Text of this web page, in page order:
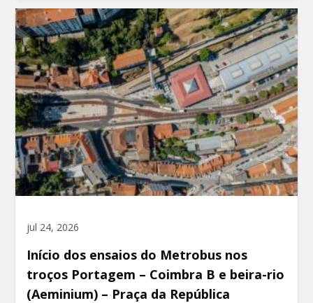
jul 24, 2026
Início dos ensaios do Metrobus nos
troços Portagem – Coimbra B e beira-rio
(Aeminium) – Praça da República